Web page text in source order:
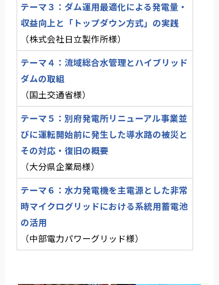
テーマ３：ダム運用最適化による発電量・
収益向上と「トップダウン方式」の実践
（株式会社日立製作所様）
テーマ４：流域総合水管理とハイブリッド
ダムの取組
（国土交通省様）
テーマ５：別府発電所リニューアル事業並
びに運転開始前に発生した導水路の被災と
その対応・復旧の概要
（大分県企業局様）
テーマ６：水力発電機を主電源とした非常
時マイクログリッドにおける系統用蓄電池
の活用
（中部電力パワーグリッド様）